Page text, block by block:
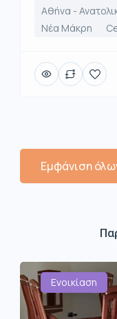
Αθήνα -
Νέα Μάκρη
Εμφάνιση
Ενοικίαση